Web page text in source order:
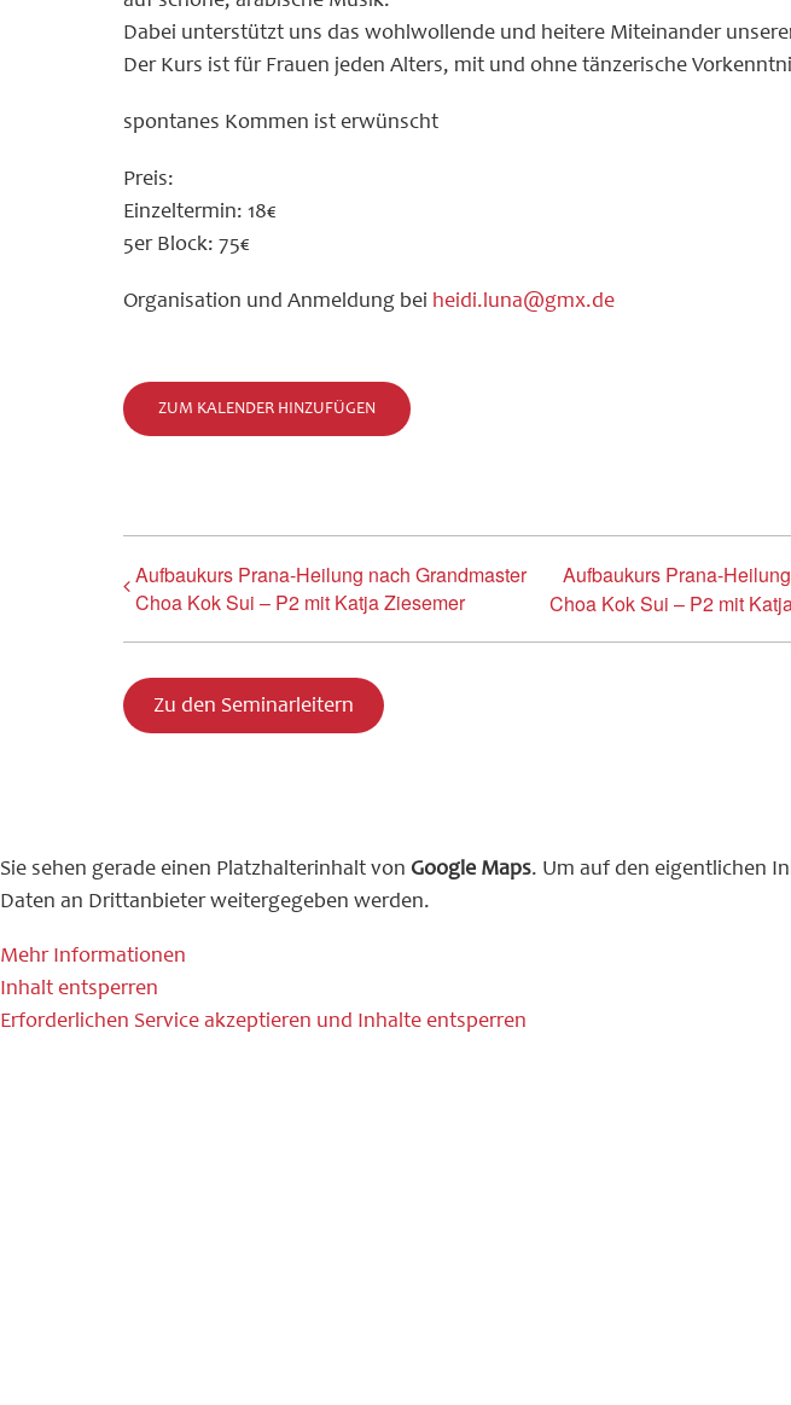
Dabei unterstützt uns das wohlwollende und heitere Miteinander
Der Kurs ist für Frauen jeden Alters, mit und ohne tänzerische
spontanes Kommen ist erwünscht
Preis:
Einzeltermin: 18€
5er Block: 75€
Organisation und Anmeldung bei heidi.luna@gmx.de
ZUM KALENDER HINZUFÜGEN
Aufbaukurs Prana-Heilung nach Grandmaster
Choa Kok Sui – P2 mit Katja Ziesemer
Aufbaukurs Prana-
Choa Kok Sui – P2 mit
Zu den Seminarleitern
Sie sehen gerade einen Platzhalterinhalt von Google Maps. Um auf den eigentlichen
Daten an Drittanbieter weitergegeben werden.
Mehr Informationen
Inhalt entsperren
Erforderlichen Service akzeptieren und Inhalte entsperren